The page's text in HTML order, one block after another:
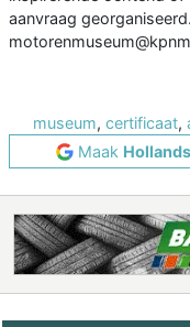
aanvraag
museum, certificaat,
Maak